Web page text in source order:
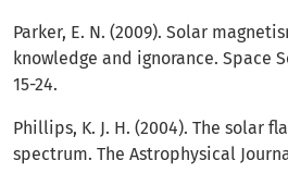
Parker, E. N. (2009). Solar
knowledge and ignorance. Space
15-24.
Phillips, K. J. H. (2004). The solar
spectrum. The Astrophysical